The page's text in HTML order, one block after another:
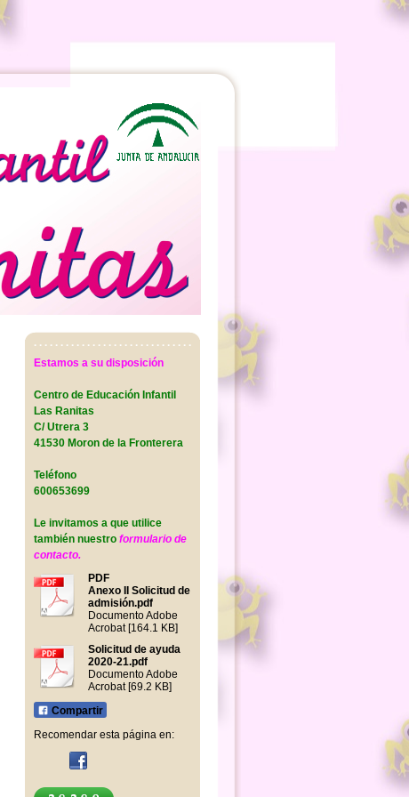
Estamos a su disposición
Centro de Educación Infantil
Las Ranitas
C/ Utrera 3
41530 Moron de la Fronterera
Teléfono
600653699
Le invitamos a que utilice
también nuestro formulario de
contacto.
PDF
Anexo II Solicitud de
admisión.pdf
Documento Adobe
Acrobat [164.1 KB]
Solicitud de ayuda
2020-21.pdf
Documento Adobe
Acrobat [69.2 KB]
Compartir
Recomendar esta página en: